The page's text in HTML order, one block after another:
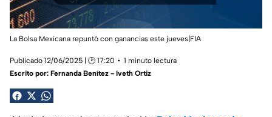
La Bolsa Mexicana repuntó con ganancias este jueves|FIA
Publicado 12/06/2025 | 🕑 17:20
1 minuto lectura
Escrito por: Fernanda Benítez - Iveth Ortiz